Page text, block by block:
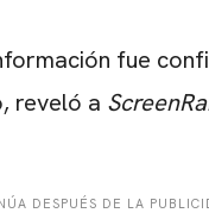
fue
reveló a
DESPUÉS DE LA